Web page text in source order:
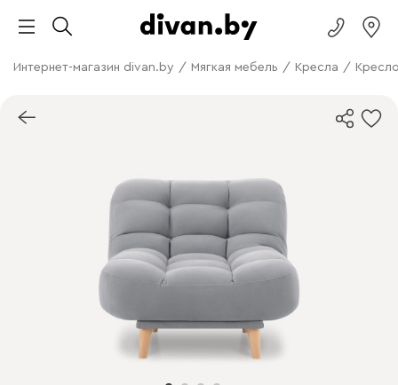
Интернет-магазин divan.by / Мягкая мебель / Кресла /